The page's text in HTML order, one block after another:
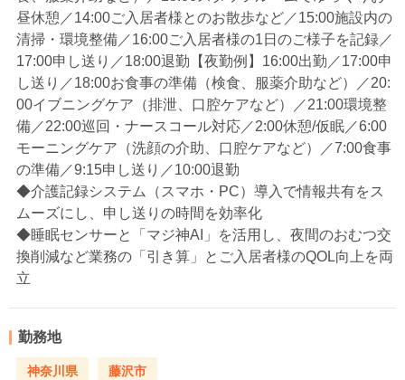
昼休憩／14:00ご入居者様とのお散歩など／15:00施設内の
清掃・環境整備／16:00ご入居者様の1日のご様子を記録／
17:00申し送り／18:00退勤【夜勤例】16:00出勤／17:00申
し送り／18:00お食事の準備（検食、服薬介助など）／20:
00イブニングケア（排泄、口腔ケアなど）／21:00環境整
備／22:00巡回・ナースコール対応／2:00休憩/仮眠／6:00
モーニングケア（洗顔の介助、口腔ケアなど）／7:00食事
の準備／9:15申し送り／10:00退勤
◆介護記録システム（スマホ・PC）導入で情報共有をス
ムーズにし、申し送りの時間を効率化
◆睡眠センサーと「マジ神AI」を活用し、夜間のおむつ交
換削減など業務の「引き算」とご入居者様のQOL向上を両
立
勤務地
神奈川県 藤沢市